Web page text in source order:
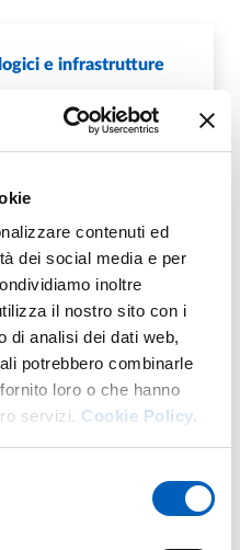
contenuti ed
dei social media e per
inoltre
il nostro sito con i
di analisi dei dati web,
potrebbero combinarle
loro o che hanno
servizi. Cookie Policy.
e infrastrutture
a questo